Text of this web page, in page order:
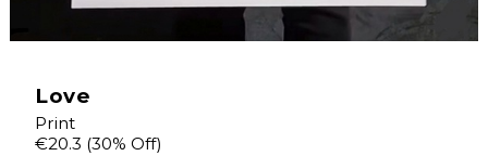
Love
Print
€20.3 (30% Off)